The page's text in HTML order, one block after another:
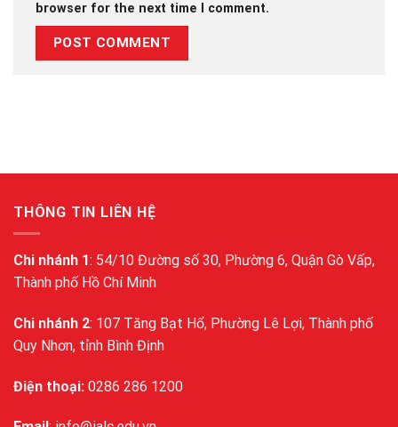
browser for the next time I comment.
THÔNG TIN LIÊN HỆ
Chi nhánh 1: 54/10 Đường số 30, Phường 6, Quận Gò Vấp,
Thành phố Hồ Chí Minh
Chi nhánh 2: 107 Tăng Bạt Hổ, Phường Lê Lợi, Thành phố
Quy Nhơn, tỉnh Bình Định
Điện thoại: 0286 286 1200